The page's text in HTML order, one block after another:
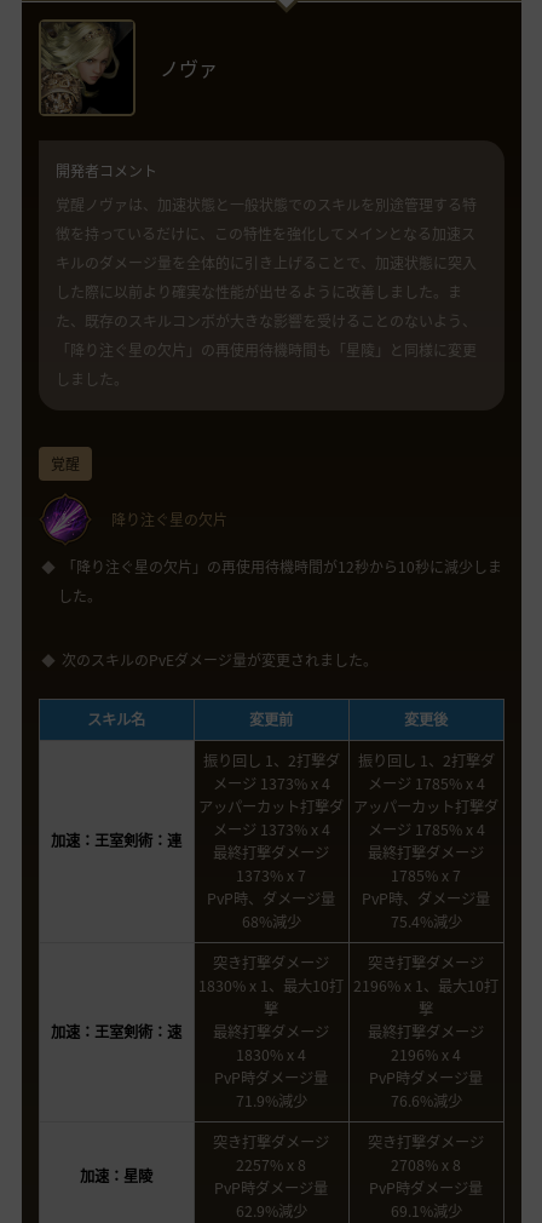
ノヴァ
開発者コメント
覚醒ノヴァは、加速状態と一般状態でのスキルを別途管理する特
徴を持っているだけに、この特性を強化してメインとなる加速ス
キルのダメージ量を全体的に引き上げることで、加速状態に突入
した際に以前より確実な性能が出せるように改善しました。ま
た、既存のスキルコンボが大きな影響を受けることのないよう、
「降り注ぐ星の欠片」の再使用待機時間も「星陵」と同様に変更
しました。
覚醒
降り注ぐ星の欠片
「降り注ぐ星の欠片」の再使用待機時間が12秒から10秒に減少しま
した。
次のスキルのPvEダメージ量が変更されました。
スキル名 変更前 変更後
加速：王室剣術：連
振り回し 1、2打撃ダ
メージ 1373% x 4
アッパーカット打撃ダ
メージ 1373% x 4
最終打撃ダメージ
1373% x 7
PvP時、ダメージ量
68%減少
振り回し 1、2打撃ダ
メージ 1785% x 4
アッパーカット打撃ダ
メージ 1785% x 4
最終打撃ダメージ
1785% x 7
PvP時、ダメージ量
75.4%減少
加速：王室剣術：速
突き打撃ダメージ
1830% x 1、最大10打
撃
最終打撃ダメージ
1830% x 4
PvP時ダメージ量
71.9%減少
突き打撃ダメージ
2196% x 1、最大10打
撃
最終打撃ダメージ
2196% x 4
PvP時ダメージ量
76.6%減少
加速：星陵
突き打撃ダメージ
2257% x 8
PvP時ダメージ量
62.9%減少
突き打撃ダメージ
2708% x 8
PvP時ダメージ量
69.1%減少